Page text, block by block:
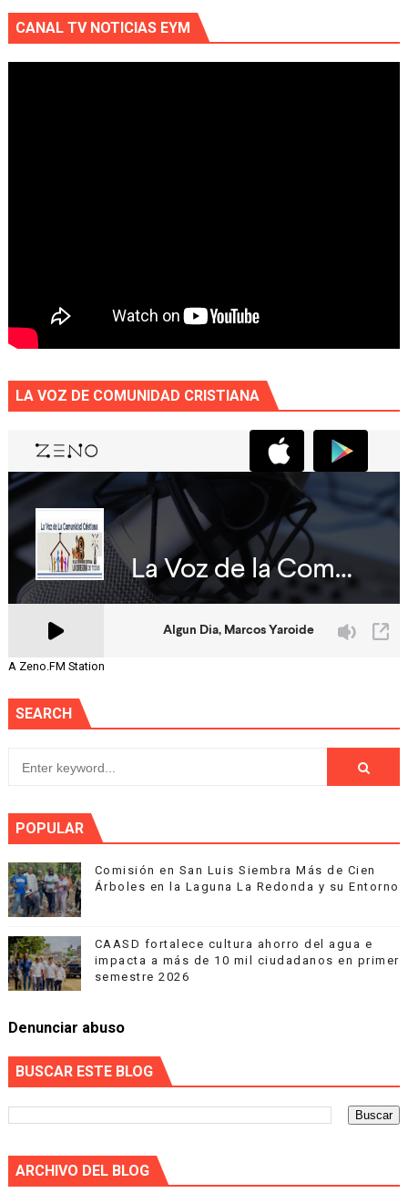
CANAL TV NOTICIAS EYM
LA VOZ DE COMUNIDAD CRISTIANA
A Zeno.FM Station
SEARCH
POPULAR
Comisión en San Luis Siembra Más de Cien
Árboles en la Laguna La Redonda y su Entorno
CAASD fortalece cultura ahorro del agua e
impacta a más de 10 mil ciudadanos en primer
semestre 2026
Denunciar abuso
BUSCAR ESTE BLOG
ARCHIVO DEL BLOG